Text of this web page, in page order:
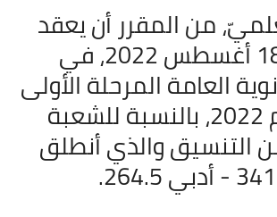
من المقرر أن يعقد
مؤتمرًا صحفيًا يوم الخميس المقبل الموافق 18 أغسطس 2022، في
العامة المرحلة الأولى
والحدود الدنيا للقبول بالجامعات الحكومية لعام 2022، بالنسبة للشعبة
التنسيق والذي أنطلق
05 نوفمبر 2021